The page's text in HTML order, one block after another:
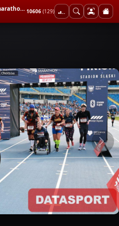
Silesia Ultramarathon, Marathon, Półmaraton 2023 10606 (129)